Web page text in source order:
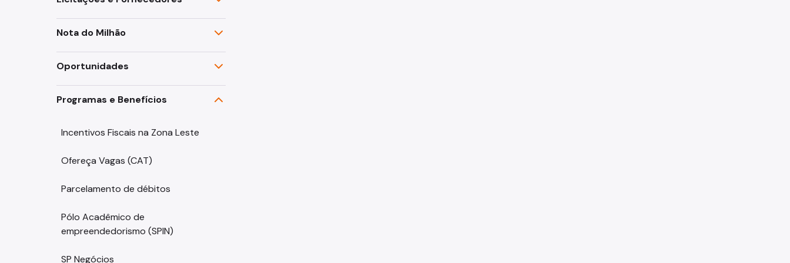
Nota do Milhão
Oportunidades
Programas e Benefícios
Incentivos Fiscais na Zona Leste
Ofereça Vagas (CAT)
Parcelamento de débitos
Pólo Acadêmico de
empreendedorismo (SPIN)
SP Negócios